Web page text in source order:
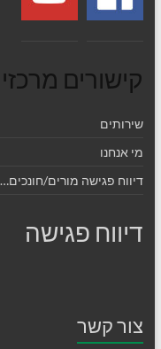
קישורים
שירותים
מי אנחנו
דיווח פגישה מורים/חונכים…
דיווח פגישה
צור קשר